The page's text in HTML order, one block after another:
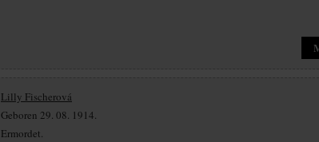
Lilly Fischerová
Geboren 29. 08. 1914.
Ermordet.